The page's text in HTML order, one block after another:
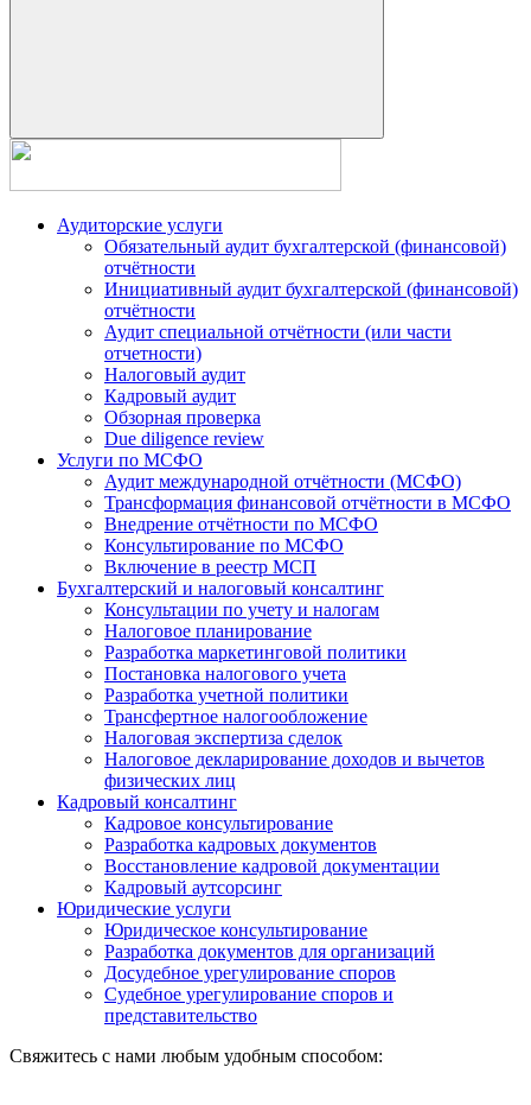
Аудиторские услуги
Обязательный аудит бухгалтерской (финансовой)
отчётности
Инициативный аудит бухгалтерской (финансовой)
отчётности
Аудит специальной отчётности (или части
отчетности)
Налоговый аудит
Кадровый аудит
Обзорная проверка
Due diligence review
Услуги по МСФО
Аудит международной отчётности (МСФО)
Трансформация финансовой отчётности в МСФО
Внедрение отчётности по МСФО
Консультирование по МСФО
Включение в реестр МСП
Бухгалтерский и налоговый консалтинг
Консультации по учету и налогам
Налоговое планирование
Разработка маркетинговой политики
Постановка налогового учета
Разработка учетной политики
Трансфертное налогообложение
Налоговая экспертиза сделок
Налоговое декларирование доходов и вычетов
физических лиц
Кадровый консалтинг
Кадровое консультирование
Разработка кадровых документов
Восстановление кадровой документации
Кадровый аутсорсинг
Юридические услуги
Юридическое консультирование
Разработка документов для организаций
Досудебное урегулирование споров
Судебное урегулирование споров и
представительство
Свяжитесь с нами любым удобным способом: